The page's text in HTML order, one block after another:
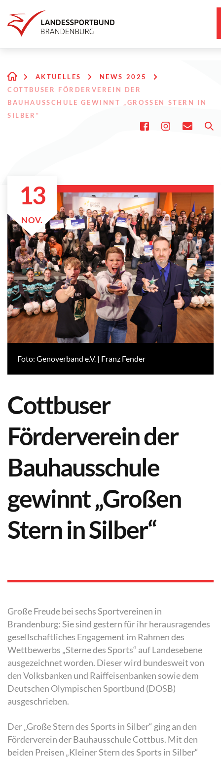
AKTUELLES
NEWS 2025
COTTBUSER FÖRDERVEREIN DER
BAUHAUSSCHULE GEWINNT „GROSSEN STERN IN S
ILBER“
13
NOV.
Foto: Genoverband e.V. | Franz Fender
Cottbuser
Förderverein der
Bauhausschule
gewinnt „Großen
Stern in Silber“
Große Freude bei sechs Sportvereinen in
Brandenburg: Sie sind gestern für ihr herausragendes
gesellschaftliches Engagement im Rahmen des
Wettbewerbs „Sterne des Sports“ auf Landesebene
ausgezeichnet worden. Dieser wird bundesweit von
den Volksbanken und Raiffeisenbanken sowie dem
Deutschen Olympischen Sportbund (DOSB)
ausgeschrieben.
Der „Große Stern des Sports in Silber“ ging an den
Förderverein der Bauhausschule Cottbus. Mit den
beiden Preisen „Kleiner Stern des Sports in Silber“